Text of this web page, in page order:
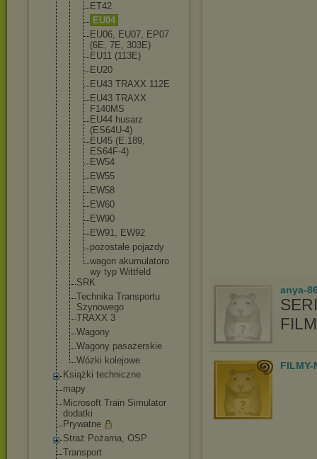
ET42
EU04
EU06, EU07, EP07
(6E, 7E, 303E)
EU11 (113E)
EU20
EU43 TRAXX 112E
EU43 TRAXX
F140MS
EU44 husarz
(ES64U-4)
EU45 (E.189,
ES64F-4)
EW54
EW55
EW58
EW60
EW90
EW91, EW92
pozostałe pojazdy
wagon akumulatoro
wy typ Wittfeld
SRK
Technika Transportu
Szynowego
TRAXX 3
Wagony
Wagony pasażerskie
Wózki kolejowe
Książki techniczne
mapy
Microsoft Train Simulator
dodatki
Prywatne
Straż Pożarna, OSP
Transport
anya-
FILMY-